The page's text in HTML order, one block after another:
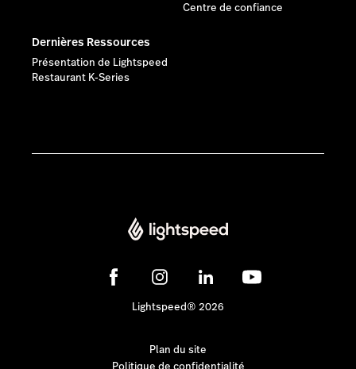
Centre de confiance
Dernières Ressources
Présentation de Lightspeed
Restaurant K-Series
Lightspeed® 2026
Plan du site